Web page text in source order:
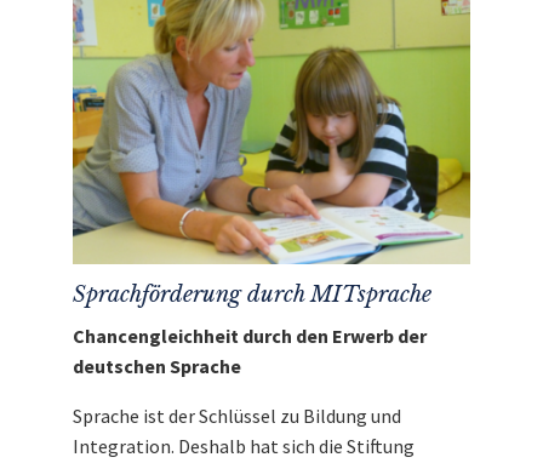
Week: Mit den Promis zum Gala Fashion
Brunch“ leiten wir direkt, ohne Abzug von
Kosten, an das Hilfsprojekt derStiftung
Fairchance Sprachförderung durch
MITsprache weiter.
Sprachförderung durch MITsprache
Chancengleichheit durch den Erwerb der
deutschen Sprache
Sprache ist der Schlüssel zu Bildung und
Integration. Deshalb hat sich die Stiftung